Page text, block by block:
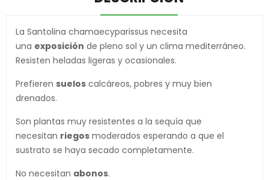
La Santolina chamaecyparissus necesita
una exposición de pleno sol y un clima mediterráneo.
Resisten heladas ligeras y ocasionales.
Prefieren suelos calcáreos, pobres y muy bien
drenados.
Son plantas muy resistentes a la sequía que
necesitan riegos moderados esperando a que el
sustrato se haya secado completamente.
No necesitan abonos.